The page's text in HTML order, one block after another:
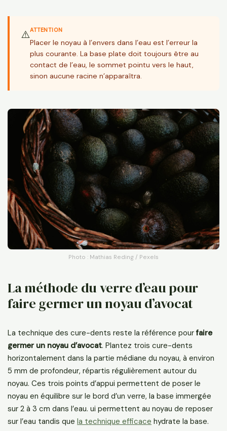
⚠️ATTENTION
Placer le noyau à l’envers dans l’eau est l’erreur la
plus courante. La base plate doit toujours être au
contact de l’eau, le sommet pointu vers le haut,
sinon aucune racine n’apparaîtra.
Photo : Mathias Reding / Pexels
La méthode du verre d’eau pour
faire germer un noyau d’avocat
La technique des cure-dents reste la référence pourfaire
germer un noyau d’avocat. Plantez trois cure-dents
horizontalement dans la partie médiane du noyau, à environ
5 mm de profondeur, répartis régulièrement autour du
noyau. Ces trois points d’appui permettent de poser le
noyau en équilibre sur le bord d’un verre, la base immergée
sur 2 à 3 cm dans l’eau. ui permettent au noyau de reposer
sur l’eau tandis que la technique efficace hydrate la base.